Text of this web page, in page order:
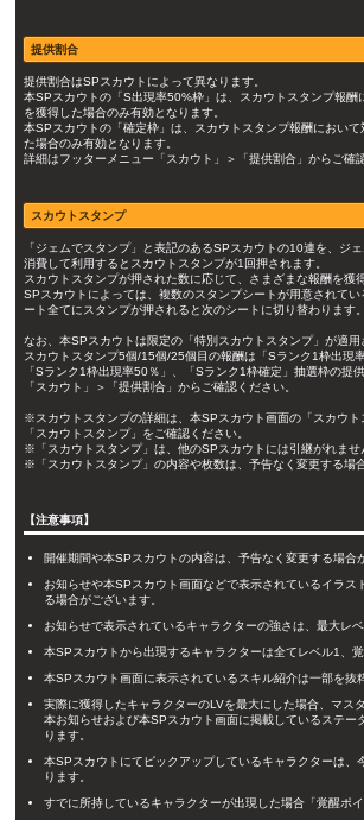
提供割合
提供割合はSPスカウトによって異なります。
本SPスカウトの「S出現率50%枠」は、スカウトスタンプ報酬
を獲得した場合のみ有効となります。
本SPスカウトの「確定枠」は、スカウトスタンプ報酬におい
た場合のみ有効となります。
詳細はフッターメニュー「スカウト」＞「提供割合」からご確
スカウトスタンプ
「ジェムでスタンプ」と表記のあるSPスカウトの10連を、ジ
消費して利用するとスカウトスタンプが1回押されます。
スカウトスタンプが押された数に応じて、さまざまな報酬を獲
SPスカウトによっては、複数のスタンプシートが用意されて
ート全てにスタンプが押されると次のシートに切り替わります。
なお、本SPスカウトは限定の「特別スカウトスタンプ」が適用
スカウトスタンプ5個/15個/25個目の報酬は「Sランク1枠出現
「Sランク1枠出現率50％」、「Sランク1枠確定」抽選枠の提
「スカウト」＞「提供割合」からご確認ください。
※スカウトスタンプの詳細は、本SPスカウト画面の「スカウト
「スカウトスタンプ」をご確認ください。
※「スカウトスタンプ」は、他のSPスカウトには引継がれませ
※「スカウトスタンプ」の内容や枚数は、予告なく変更する場
【注意事項】
開催期間や本SPスカウトの内容は、予告なく変更する場合
お知らせや本SPスカウト画面などで表示されているイラス
る場合がございます。
お知らせで表示されているキャラクターの強さは、最大レ
本SPスカウトから出現するキャラクターは全てレベル1、覚
本SPスカウト画面に表示されているスキル紹介は一部を抜
実際に獲得したキャラクターのLVを最大にした場合、マス
本お知らせおよび本SPスカウト画面に掲載しているステー
ります。
本SPスカウトにてピックアップしているキャラクターは、
ります。
すでに所持しているキャラクターが出現した場合「覚醒ポ